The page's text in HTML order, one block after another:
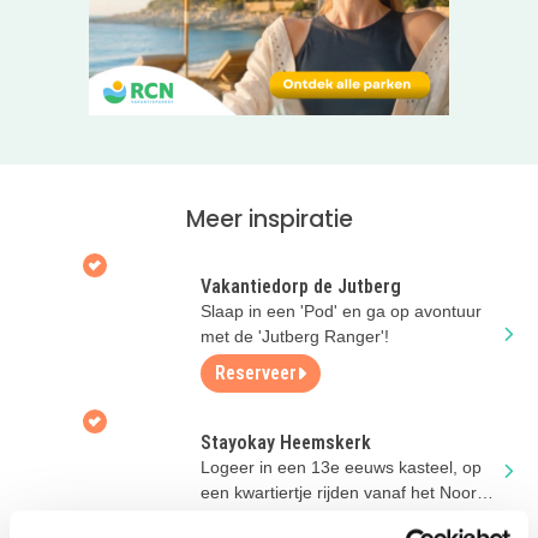
Varen en overnachten op Houseboats
De houseboats liggen in de haven op het Uitgeestermeer.
Ze zijn van alle gemakken voorzien en bieden plaats aan
4 personen.
zeilboot, motorboot, Sup of fiets huren. Ga lekker op pad
om de mooie, waterrijke omgeving te ontdekken! De
omgeving van De MeerParel is ook rijk aan gezellige
restaurants, fijn om na een dagje op het water lekker aan
te schuiven en je te laten verwennen!
Klik door naar de website van De MeerParel om de mooie
vakantiewoningen aan het water te bekijken!
Meer inspiratie
Vakantiedorp de Jutberg
Slaap in een 'Pod' en ga op avontuur
met de 'Jutberg Ranger'!
Reserveer
Stayokay Heemskerk
Logeer in een 13e eeuws kasteel, op
een kwartiertje rijden vanaf het Noord-